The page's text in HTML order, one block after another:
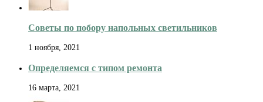
Советы по побору напольных светильников
1 ноября, 2021
Определяемся с типом ремонта
16 марта, 2021